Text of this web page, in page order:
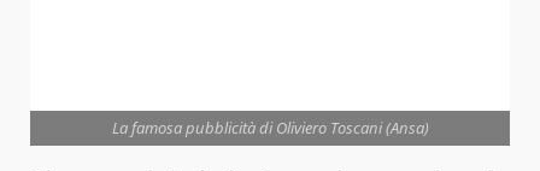
La famosa pubblicità di Oliviero Toscani (Ansa)